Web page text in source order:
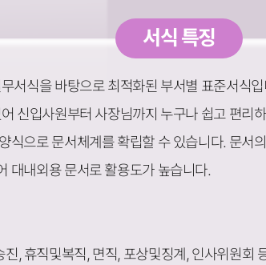
서식 특징
서식을 바탕으로 최적화된 부서별 표준서식
신입사원부터 사장님까지 누구나 쉽고 편리
식으로 문서체계를 확립할 수 있습니다. 문서
대내외용 문서로 활용도가 높습니다.
, 휴직및복직, 면직, 포상및징계, 인사위원회